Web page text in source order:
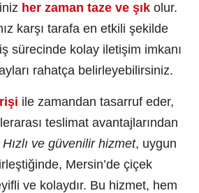
her zaman taze ve şık olur.
karşı tarafa en etkili şekilde
sürecinde kolay iletişim imkanı
rahatça belirleyebilirsiniz.
ile zamandan tasarruf eder,
teslimat avantajlarından
Hızlı ve güvenilir hizmet, uygun
Mersin’de çiçek
ve kolaydır. Bu hizmet, hem